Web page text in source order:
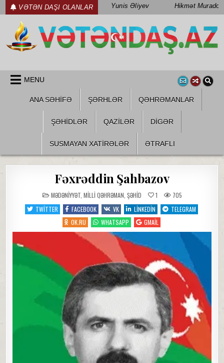
Skip
to
content
VƏTƏN DAŞI OLANLAR Yunis Əliyev Hikmət Muradov
MENU
ANA SƏHİFƏ ŞƏRHLƏR QƏHRƏMANLAR
ŞƏHIDLƏR QAZILƏR DIGƏR
SUSMAYAN XATİRƏLƏR ƏTRAFLI
Fəxrəddin Şahbazov
POSTED
IN
MƏDƏNIYYƏT, MILLI QƏHRƏMAN ŞƏHID 1
705
TWITTER
FACEBOOK VK LINKEDIN
TELEGRAM
OK.RU
WHATSAPP GMAIL